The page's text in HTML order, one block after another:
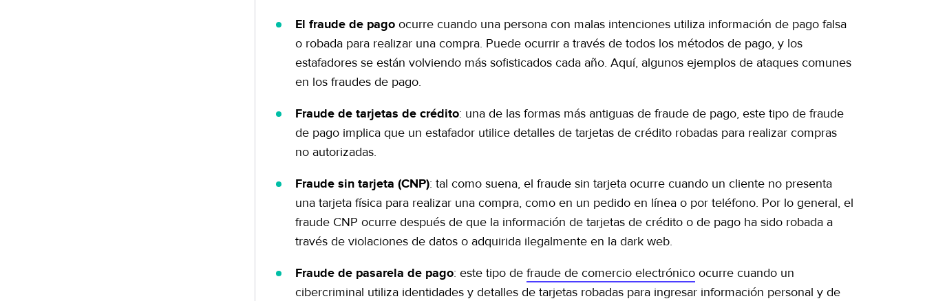
El fraude de pago ocurre cuando una persona con malas intenciones utiliza información de pago falsa
o robada para realizar una compra. Puede ocurrir a través de todos los métodos de pago, y los
estafadores se están volviendo más sofisticados cada año. Aquí, algunos ejemplos de ataques comunes
en los fraudes de pago.
Fraude de tarjetas de crédito: una de las formas más antiguas de fraude de pago, este tipo de fraude
de pago implica que un estafador utilice detalles de tarjetas de crédito robadas para realizar compras
no autorizadas.
Fraude sin tarjeta (CNP): tal como suena, el fraude sin tarjeta ocurre cuando un cliente no presenta
una tarjeta física para realizar una compra, como en un pedido en línea o por teléfono. Por lo general, el
fraude CNP ocurre después de que la información de tarjetas de crédito o de pago ha sido robada a
través de violaciones de datos o adquirida ilegalmente en la dark web.
Fraude de pasarela de pago: este tipo de fraude de comercio electrónico ocurre cuando un
cibercriminal utiliza identidades y detalles de tarjetas robadas para ingresar información personal y de